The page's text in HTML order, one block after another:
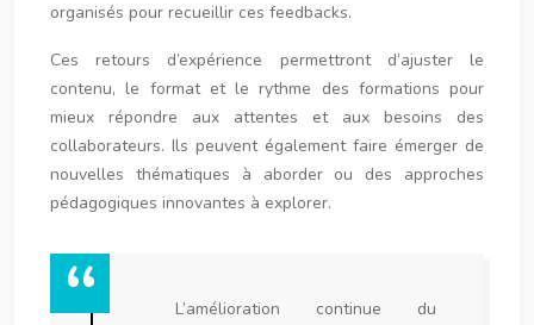
organisés pour recueillir ces feedbacks.
Ces retours d’expérience permettront d’ajuster le
contenu, le format et le rythme des formations pour
mieux répondre aux attentes et aux besoins des
collaborateurs. Ils peuvent également faire émerger de
nouvelles thématiques à aborder ou des approches
pédagogiques innovantes à explorer.
L’amélioration continue du